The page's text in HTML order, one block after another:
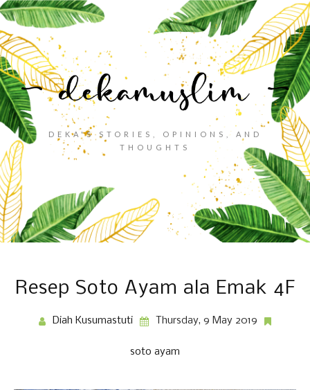
DEKA'S STORIES, OPINIONS, AND
THOUGHTS
Resep Soto Ayam ala Emak 4F
Diah Kusumastuti Thursday, 9 May 2019
soto ayam